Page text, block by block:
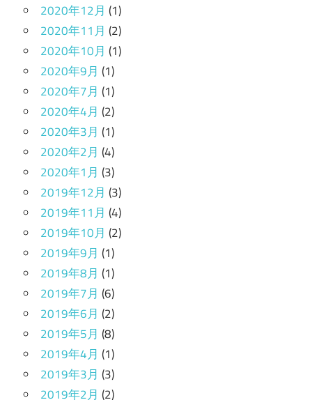
2020年12月 (1)
2020年11月 (2)
2020年10月 (1)
2020年9月 (1)
2020年7月 (1)
2020年4月 (2)
2020年3月 (1)
2020年2月 (4)
2020年1月 (3)
2019年12月 (3)
2019年11月 (4)
2019年10月 (2)
2019年9月 (1)
2019年8月 (1)
2019年7月 (6)
2019年6月 (2)
2019年5月 (8)
2019年4月 (1)
2019年3月 (3)
2019年2月 (2)